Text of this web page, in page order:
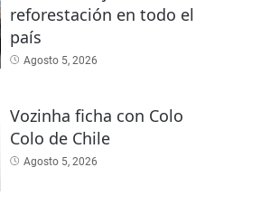
reforestación en todo el
país
Agosto 5, 2026
Vozinha ficha con Colo
Colo de Chile
Agosto 5, 2026